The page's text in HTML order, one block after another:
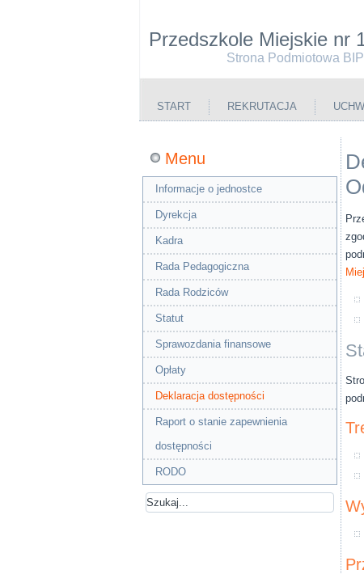
Przedszkole Miejskie nr
Strona Podmiotowa BIP
START REKRUTACJA
Menu
Informacje o jednostce
Dyrekcja
Kadra
Rada Pedagogiczna
Rada Rodziców
Statut
Sprawozdania finansowe
Opłaty
Deklaracja dostępności
Raport o stanie zapewnienia
dostępności
RODO